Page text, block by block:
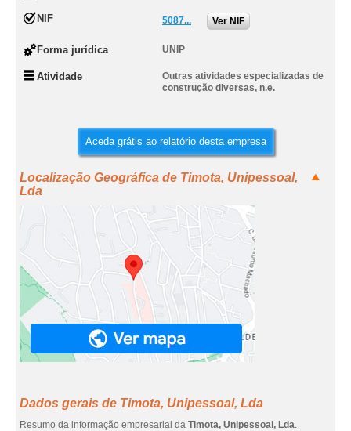
NIF 5087... Ver NIF
Forma jurídica UNIP
Atividade
Outras atividades especializadas de
construção diversas, n.e.
Aceda grátis ao relatório desta empresa
Localização Geográfica de Timota, Unipessoal,
Lda
Dados gerais de Timota, Unipessoal, Lda
Resumo da informação empresarial da Timota, Unipessoal, Lda.